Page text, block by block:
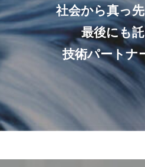
社会から真っ
最後にも
技術パートナ